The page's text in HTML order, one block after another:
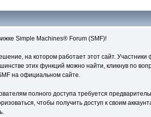
Simple Machines® Forum (SMF)!
на котором работает этот сайт.
этих функций можно найти, кликнув по
на официальном сайте.
полного доступа требуется
чтобы получить доступ к своим